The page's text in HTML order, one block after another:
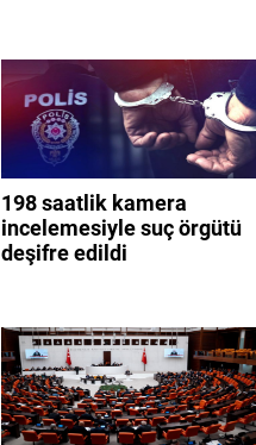
198 saatlik kamera
incelemesiyle suç örgütü
deşifre edildi